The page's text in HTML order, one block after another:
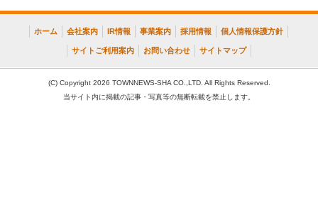
ホーム 会社案内 IR情報 事業案内 採用情報 個人情報保護方針
サイトご利用案内 お問い合わせ サイトマップ
(C) Copyright 2026 TOWNNEWS-SHA CO.,LTD. All Rights Reserved.
当サイト内に掲載の記事・写真等の無断転載を禁止します。